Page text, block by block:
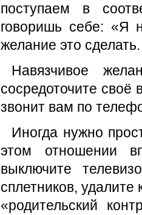
поступаем в
говоришь себе: «Я
желание это сделать.
Навязчивое
сосредоточите
звонит вам по
Иногда нужно
этом отношении
выключите
сплетников,
«родительский